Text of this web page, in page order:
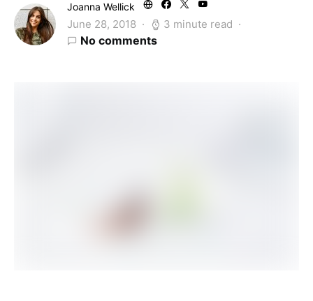
Joanna Wellick
June 28, 2018 3 minute read
No comments